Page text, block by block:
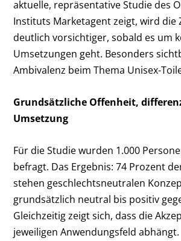
aktuelle, repräsentative Studie des
Instituts Marketagent zeigt, wird die
deutlich vorsichtiger, sobald es um
Umsetzungen geht. Besonders
Ambivalenz beim Thema Unisex-
Grundsätzliche Offenheit,
Umsetzung
Für die Studie wurden 1.000
befragt. Das Ergebnis: 74 Prozent
stehen geschlechtsneutralen
grundsätzlich neutral bis positiv
Gleichzeitig zeigt sich, dass die
jeweiligen Anwendungsfeld abhängt.